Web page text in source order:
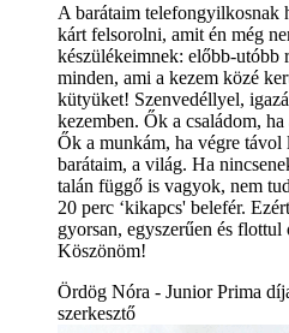
A barátaim
kárt felsorolni, amit én még
készülékeimnek: előbb-
minden, ami a kezem közé
kütyüket! Szenvedéllyel,
kezemben. Ők a családom,
Ők a munkám, ha végre
barátaim, a világ. Ha
talán függő is vagyok, nem
20 perc ‘kikapcs' belefér.
gyorsan, egyszerűen és
Köszönöm!
Ördög Nóra - Junior Prima
szerkesztő